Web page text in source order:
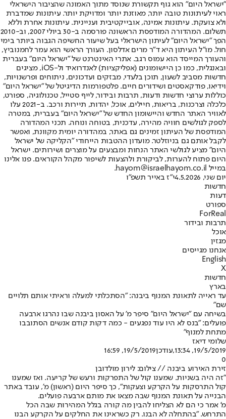
"ישראל היום" הוא גוף תקשורת שנוסד מתוך האמונה שהציבור הישראלי
ראוי לעיתונות טובה יותר, מאוזנת יותר ומדויקת יותר. עיתונות שמדברת
ולא צועקת. עיתונות אמינה, אובייקטיבית ועניינית. עיתונות אחרת וללא
תשלום. המהדורה המודפסת הראשונה פורסמה ב-30 ביולי 2007, וב-2010
הפך "ישראל היום" לעיתון הישראלי בעל שיעור החשיפה הגבוה ביותר בימי
חול. מו"ל העיתון היא ד"ר מרים אדלסון. העורך הראשי הוא עמר לחמנוביץ,
והעורך המייסד הוא עמוס רגב. אתרי האינטרנט של "ישראל היום" בעברית
ובאנגלית, כמו כן היישומונים (אפליקציות) לאנדרואיד ול-iOS, מציגים
חדשות מסביב לשעון, תוכן בלעדי, מבזקים ועדכונים, ניתוחים ופרשנויות,
וידיאו, פודקאסטים ושידורים חיים. פלטפורמות הדיגיטל של "ישראל היום"
כוללות ערוצי חדשות ודעות, תרבות ובידור, לייף סטייל, טכנולוגיה, ספורט,
כלכלה וצרכנות, בריאות, חיילים, אוכל, יהדות, תיירות ורכב. ב-2021 עלו
לאוויר האתר החדש והיישומון החדש של "ישראל היום" בעברית, במטרה
לספק לגולשים חוויה מהירה, עדכנית, בטוחה ונוחה. תכני המהדורה
המודפסת של העיתון זמינים גם באתר, במהדורה יומית מקוונת, ואפשר
לקבל אותם גם בניוזלטר. מועדון ההטבות הייחודי "הקליקה של ישראל
היום" מציע לגולשי האתר הנחות ומבצעים על מוצרים ושירותים. ישראל
היום פתוח להערות, לביקורת ולהצעות לשיפור מקהל הקוראים. פנו אלינו
במייל hayom@israelhayom.co.il.
יום שני, 4.5.2026
י"ז באייר תשפ"ו
חדשות
דעות
ספורט
ForReal
תרבות ובידור
אוכל
מגזין
אנחנו מגייסים
English
X
חדשות
בארץ
עד ראייה לתאונת המנוף ביבנה: "הסתכלתי למעלה וראיתי אותם תלויים
שם"
בשיחה עם "ישראל היום" סיפר מ' על האסון ביבנה שבו נהרגו ארבעה
פועלים: "בנס לא היו עוד נפגעים - כמה דקות קודם אנשים הסתובבו
מתחת למנוף"
שלומי דיאז
19/5/2019, 13:34
,עודכן19/5/2019, 16:59
0
זירת האירוע ביבנה // צילום: לירון מולדובן
"זה היה בשניות. שמענו קול של התפרקות ורעש של קריעה. ואז שמענו
קול התרסקות על הקרקע וצעקות", כך סיפר היום (ראשון) מ', עובד באתר
הבנייה על תאונת המנוף שבה מצאו את מותם ארבעה פועלים.
מ' אמר כי הם לא הצליחו להבין מה קורה בגלל המהירות שבה הכל
התרחש. "בהתחלה לא הבנו. רק כשראינו את החלקים על הקרקע הבנו